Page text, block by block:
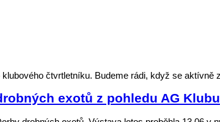
čtvrtletníku. Budeme rádi, když se aktívně
exotů z pohledu AG Klubu